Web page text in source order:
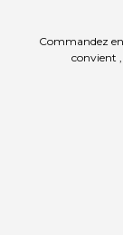
Commandez
convient